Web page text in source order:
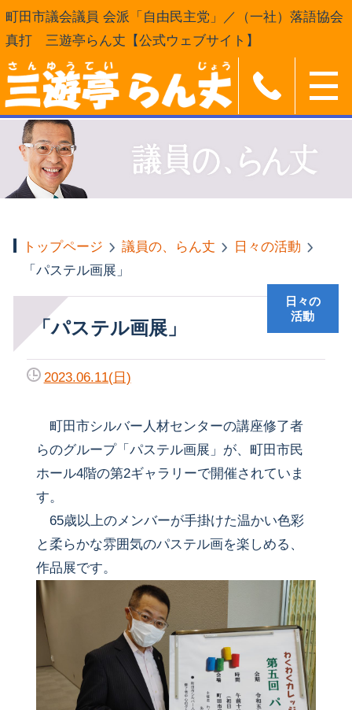
町田市議会議員 会派「自由民主党」／（一社）落語協会
真打 三遊亭らん丈【公式ウェブサイト】
トップページ 議員の、らん丈
日々の活動
「パステル画展」
「パステル画展」
日々の
活動
2023.06.11(日)
町田市シルバー人材センターの講座修了者
らのグループ「パステル画展」が、町田市民
ホール4階の第2ギャラリーで開催されていま
す。
65歳以上のメンバーが手掛けた温かい色彩
と柔らかな雰囲気のパステル画を楽しめる、
作品展です。